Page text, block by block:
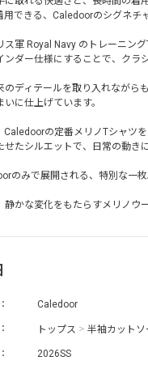
できる、Caledoorのシグネチ
ス軍 Royal Navy のトレーニン
ンダー仕様にすることで、クラ
のディテールを取り入れながら
に仕上げています。
の定番メリノTシャツを
たシルエットで、日常の動き
のみで展開される、特別な一枚
静かな変化をもたらすメリノウ
Caledoor
トップス > 半袖カットソ
2026SS